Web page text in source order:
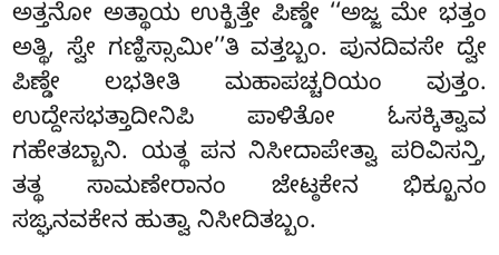
ಅತ್ತನೋ ಅತ್ಥಾಯ ಉಕ್ಖಿತ್ತೇ ಪಿಣ್ಡೇ ‘‘ಅಜ್ಜ ಮೇ ಭತ್ತಂ
ಅತ್ಥಿ, ಸ್ವೇ ಗಣ್ಹಿಸ್ಸಾಮೀ’’ತಿ ವತ್ತಬ್ಬಂ. ಪುನದಿವಸೇ ದ್ವೇ
ಪಿಣ್ಡೇ ಲಭತೀತಿ ಮಹಾಪಚ್ಚರಿಯಂ ವುತ್ತಂ.
ಉದ್ದೇಸಭತ್ತಾದೀನಿಪಿ ಪಾಳಿತೋ ಓಸಕ್ಕಿತ್ವಾವ
ಗಹೇತಬ್ಬಾನಿ. ಯತ್ಥ ಪನ ನಿಸೀದಾಪೇತ್ವಾ ಪರಿವಿಸನ್ತಿ,
ತತ್ಥ ಸಾಮಣೇರಾನಂ ಜೇಟ್ಠಕೇನ ಭಿಕ್ಖೂನಂ
ಸಙ್ಘನವಕೇನ ಹುತ್ವಾ ನಿಸೀದಿತಬ್ಬಂ.